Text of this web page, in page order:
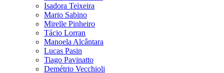
Isadora Teixeira
Mario Sabino
Mirelle Pinheiro
Tácio Lorran
Manoela Alcântara
Lucas Pasin
Tiago Pavinatto
Demétrio Vecchioli